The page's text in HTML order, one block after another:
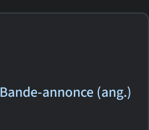
Bande-annonce (ang.)